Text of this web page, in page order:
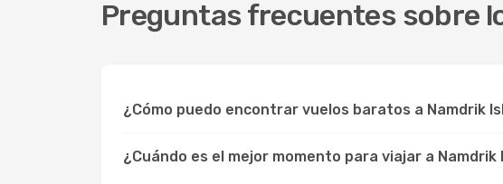
Preguntas frecuentes sobre
¿Cómo puedo encontrar vuelos baratos a Namdrik
¿Cuándo es el mejor momento para viajar a Namdrik